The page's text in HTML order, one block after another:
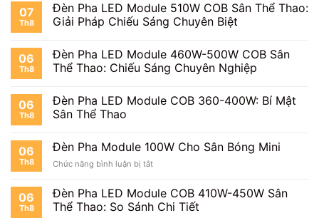
07
Th8
Đèn Pha LED Module 510W COB Sân Thể Thao:
Giải Pháp Chiếu Sáng Chuyên Biệt
06
Th8
Đèn Pha LED Module 460W-500W COB Sân
Thể Thao: Chiếu Sáng Chuyên Nghiệp
06
Th8
Đèn Pha LED Module COB 360-400W: Bí Mật
Sân Thể Thao
06
Th8
Đèn Pha Module 100W Cho Sân Bóng Mini
Chức năng bình luận bị tắtở
Pha
Module
100W
06
Th8
Đèn Pha LED Module COB 410W-450W Sân
Thể Thao: So Sánh Chi Tiết